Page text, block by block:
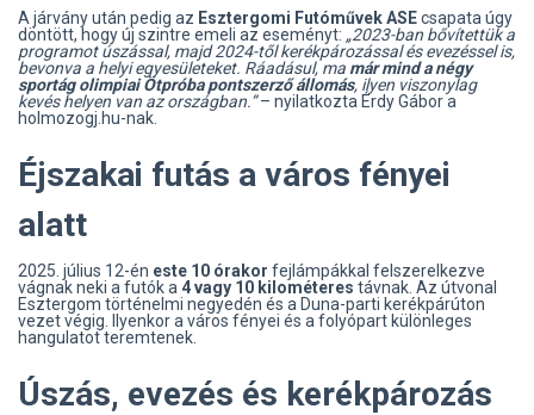
A járvány után pedig az Esztergomi Futóművek ASEcsapata úgy
döntött, hogy új szintre emeli az eseményt: „2023-ban bővítettük a
programot úszással, majd 2024-től kerékpározással és evezéssel is,
bevonva a helyi egyesületeket. Ráadásul, ma már mind a négy
sportág olimpiai Ötpróba pontszerző állomás, ilyen viszonylag
kevés helyen van az országban.”– nyilatkozta Érdy Gábor a
holmozogj.hu-nak.
Éjszakai futás a város fényei
alatt
2025. július 12-én este 10 órakor fejlámpákkal felszerelkezve
vágnak neki a futók a 4 vagy 10 kilométeres távnak. Az útvonal
Esztergom történelmi negyedén és a Duna-parti kerékpárúton
vezet végig. Ilyenkor a város fényei és a folyópart különleges
hangulatot teremtenek.
Úszás, evezés és kerékpározás